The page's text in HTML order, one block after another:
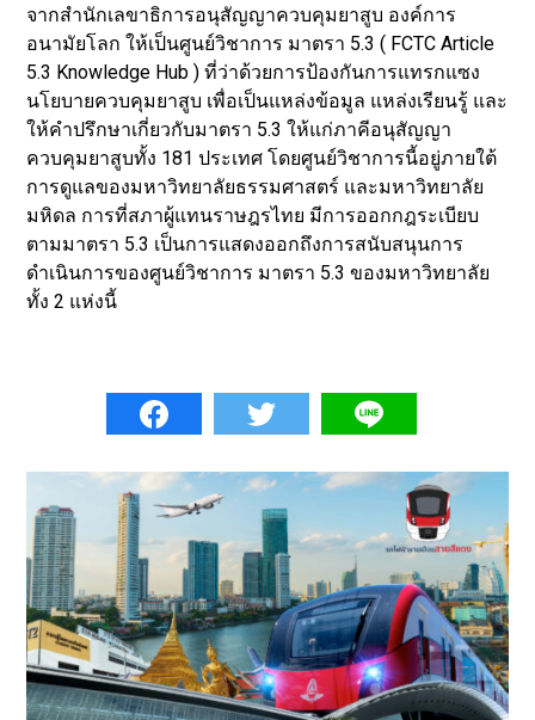
จากสำนักเลขาธิการอนุสัญญาควบคุมยาสูบ องค์การ
อนามัยโลก ให้เป็นศูนย์วิชาการ มาตรา 5.3 ( FCTC Article
5.3 Knowledge Hub ) ที่ว่าด้วยการป้องกันการแทรกแซง
นโยบายควบคุมยาสูบ เพื่อเป็นแหล่งข้อมูล แหล่งเรียนรู้ และ
ให้คำปรึกษาเกี่ยวกับมาตรา 5.3 ให้แก่ภาคีอนุสัญญา
ควบคุมยาสูบทั้ง 181 ประเทศ โดยศูนย์วิชาการนี้อยู่ภายใต้
การดูแลของมหาวิทยาลัยธรรมศาสตร์ และมหาวิทยาลัย
มหิดล การที่สภาผู้แทนราษฎรไทย มีการออกกฎระเบียบ
ตามมาตรา 5.3 เป็นการแสดงออกถึงการสนับสนุนการ
ดำเนินการของศูนย์วิชาการ มาตรา 5.3 ของมหาวิทยาลัย
ทั้ง 2 แห่งนี้